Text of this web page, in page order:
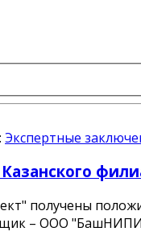
Экспертные
получены
– ООО